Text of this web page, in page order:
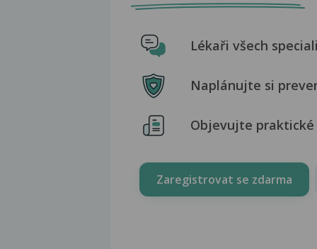
Lékaři všech
Naplánujte si
Objevujte
Zaregistrovat se zdarma